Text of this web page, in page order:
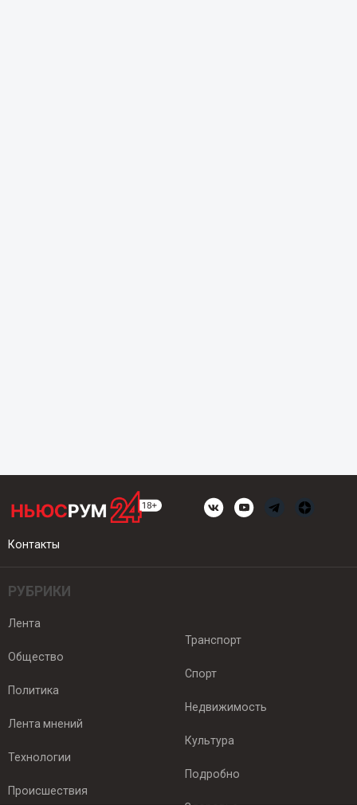
Контакты
РУБРИКИ
Лента
Общество
Политика
Лента мнений
Технологии
Происшествия
Транспорт
Спорт
Недвижимость
Культура
Подробно